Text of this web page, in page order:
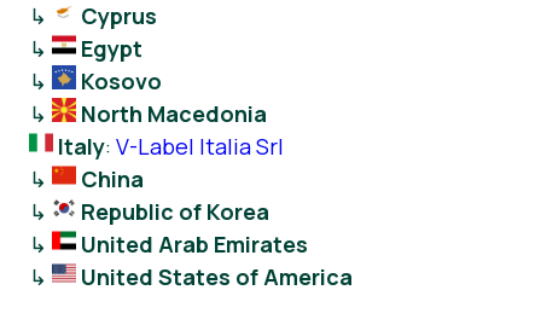
↳
Cyprus
↳
Egypt
↳
Kosovo
↳
North Macedonia
Italy: V-Label Italia Srl
↳
China
↳
Republic of Korea
↳
United Arab Emirates
↳
United States of America